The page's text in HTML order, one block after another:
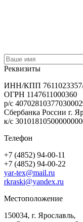
Реквизиты
ИНН/КПП 7611023357/
ОГРН 1147611000360
р/с
Сбербанка России г.
к/с
Телефон
+7 (4852) 94-00-11
+7 (4852) 94-00-22
yar-tex@mail.ru
rkraski@yandex.ru
Местоположение
150034, г. Ярославль,